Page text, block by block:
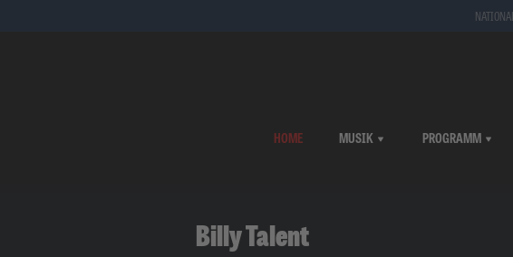
HOME MUSIK PROGRAMM
Billy Talent